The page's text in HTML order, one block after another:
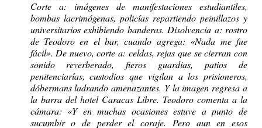
Corte a: imágenes de manifestaciones estudiantiles,
bombas lacrimógenas, policías repartiendo peinillazos y
universitarios exhibiendo banderas. Disolvencia a: rostro
de Teodoro en el bar, cuando agrega: «Nada me fue
fácil». De nuevo, corte a: celdas, rejas que se cierran con
sonido reverberado, fieros guardias, patios de
penitenciarías, custodios que vigilan a los prisioneros,
dóbermans ladrando amenazantes. Y la imagen regresa a
la barra del hotel Caracas Libre. Teodoro comenta a la
cámara: «Y en muchas ocasiones estuve a punto de
sucumbir o de perder el coraje. Pero aun en esos